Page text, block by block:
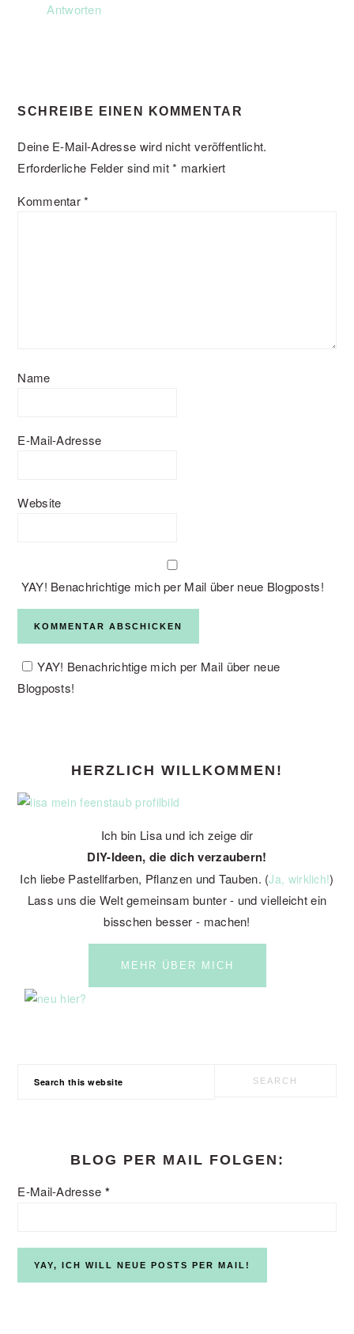
Antworten
SCHREIBE EINEN KOMMENTAR
Deine E-Mail-Adresse wird nicht veröffentlicht.
Erforderliche Felder sind mit* markiert
Kommentar*
Name
E-Mail-Adresse
Website
YAY! Benachrichtige mich per Mail über neue Blogposts!
YAY! Benachrichtige mich per Mail über neue
Blogposts!
HERZLICH WILLKOMMEN!
Ich bin Lisa und ich zeige dir
DIY-Ideen, die dich verzaubern!
Ich liebe Pastellfarben, Pflanzen und Tauben. (Ja, wirklich!)
Lass uns die Welt gemeinsam bunter - und vielleicht ein
bisschen besser - machen!
MEHR ÜBER MICH
BLOG PER MAIL FOLGEN:
E-Mail-Adresse *